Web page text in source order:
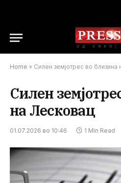
Home » Силен земјотрес во близина
Силен
на Лесковац
01.07.2026 во 10:46 1 Min Read